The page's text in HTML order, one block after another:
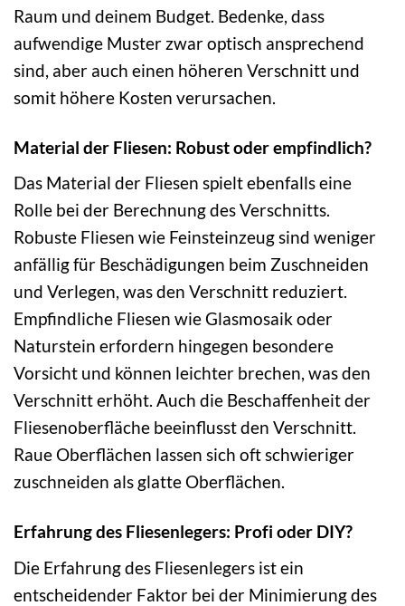
Raum und deinem Budget. Bedenke, dass
aufwendige Muster zwar optisch ansprechend
sind, aber auch einen höheren Verschnitt und
somit höhere Kosten verursachen.
Material der Fliesen: Robust oder empfindlich?
Das Material der Fliesen spielt ebenfalls eine
Rolle bei der Berechnung des Verschnitts.
Robuste Fliesen wie Feinsteinzeug sind weniger
anfällig für Beschädigungen beim Zuschneiden
und Verlegen, was den Verschnitt reduziert.
Empfindliche Fliesen wie Glasmosaik oder
Naturstein erfordern hingegen besondere
Vorsicht und können leichter brechen, was den
Verschnitt erhöht. Auch die Beschaffenheit der
Fliesenoberfläche beeinflusst den Verschnitt.
Raue Oberflächen lassen sich oft schwieriger
zuschneiden als glatte Oberflächen.
Erfahrung des Fliesenlegers: Profi oder DIY?
Die Erfahrung des Fliesenlegers ist ein
entscheidender Faktor bei der Minimierung des